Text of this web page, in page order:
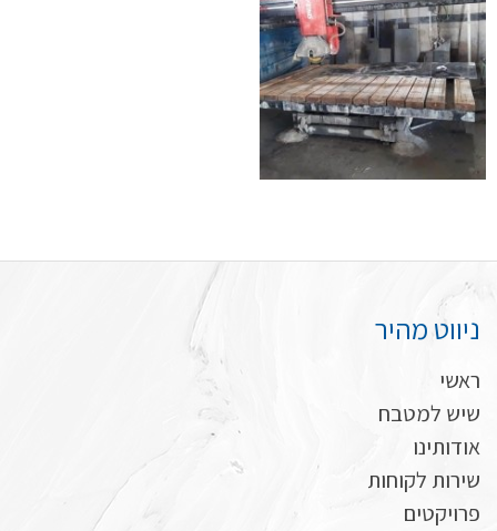
ניווט מהיר
ראשי
שיש למטבח
אודותינו
שירות לקוחות
פרויקטים